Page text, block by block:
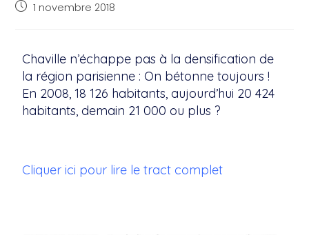
1 novembre 2018
Chaville n’échappe pas à la densification de
la région parisienne : On bétonne toujours !
En 2008, 18 126 habitants, aujourd’hui 20 424
habitants, demain 21 000 ou plus ?
Cliquer ici pour lire le tract complet